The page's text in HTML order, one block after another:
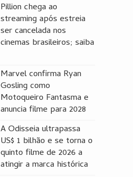
Pillion chega ao
streaming após estreia
ser cancelada nos
cinemas brasileiros; saiba
Marvel confirma Ryan
Gosling como
Motoqueiro Fantasma e
anuncia filme para 2028
A Odisseia ultrapassa
US$ 1 bilhão e se torna o
quinto filme de 2026 a
atingir a marca histórica